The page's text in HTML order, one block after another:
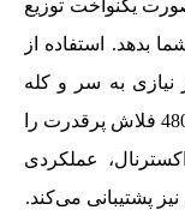
یکنواخت توزیع
بدهد. استفاده از
نیازی به سر و کله
زدن با باتری‌های AA نیست. باتری فلاش، 480 فلاش پرقدرت را
عملکردی
پشتیبانی می‌کند.